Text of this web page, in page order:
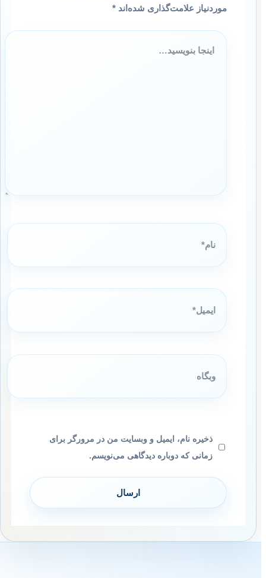
موردنیاز علامت‌گذاری شده‌اند*
اینجا
بنویسید…
نام*
ایمیل*
وبگاه
ذخیره نام، ایمیل و وبسایت من در مرورگر برای
زمانی که دوباره دیدگاهی می‌نویسم.